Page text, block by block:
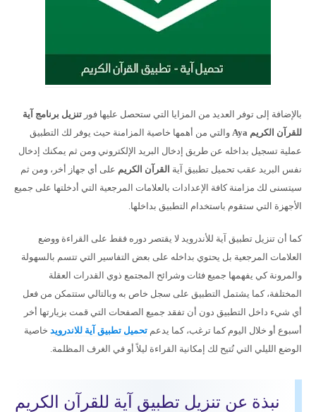
بالإضافة إلى توفر العديد من المزايا التي ستحصل عليها فور تنزيل برنامج آية
للقرآن الكريم Aya والتي من أهمها خاصية المزامنة حيث يوفر لك التطبيق
عملية تسجيل بداخله عن طريق إدخال البريد الإلكتروني ومن ثم يمكنك إدخال
نفس البريد عقب تحميل تطبيق آية القرآن الكريم على أي جهاز أخر، ومن ثم
سيتسنى لك مزامنة كافة الإعدادات بالعلامات المرجعية التي أدخلتها على جميع
الأجهزة التي ستقوم باستخدام التطبيق بداخلها.
كما أن تنزيل تطبيق آية للأندرويد لا يقتصر دوره فقط على القراءة ووضع
العلامات المرجعية بل يحتوي بداخله على بعض التفاسير التي تتسم بالسهولة
والمرونة كي يفهمها جميع فئات وشرائح المجتمع ذوي القدرات العقلة
المختلفة، كما يشتمل التطبيق على سجل خاص به وبالتالي ستتمكن من فعل
أي شيء داخل التطبيق دون أن تفقد جميع الصفحات التي قمت بزيارتها أخر
أسبوع أو خلال اليوم كما ترغب، كما يدعم تحميل تطبيق آية للاندرويد خاصية
الوضع الليلي التي تُتيح لك إمكانية القراءة ليلاً أو في الغرف المظلمة.
نبذة عن تنزيل تطبيق آية للقرآن الكريم